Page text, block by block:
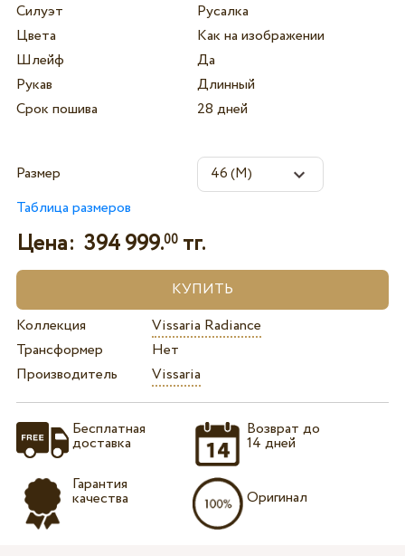
Силуэт
Русалка
Цвета
Как на изображении
Шлейф
Да
Рукав
Длинный
Срок пошива
28 дней
Размер
Таблица размеров
Цена: 394 999.00тг.
Коллекция
Vissaria Radiance
Трансформер
Нет
Производитель
Vissaria
Бесплатная
доставка
Гарантия
качества
Возврат до
14 дней
Оригинал